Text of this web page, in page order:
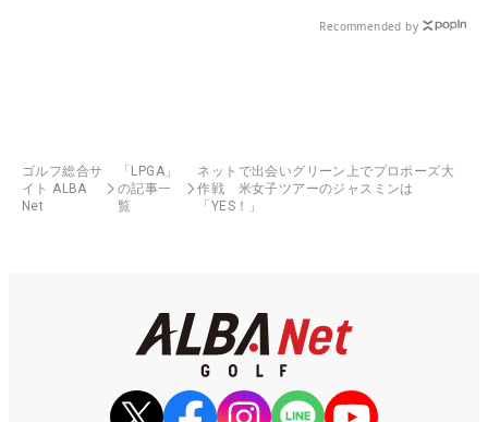
Recommended by
ゴルフ総合サ
イト ALBA
Net
「LPGA」
の記事一
覧
ネットで出会いグリーン上でプロポーズ大
作戦 米女子ツアーのジャスミンは
「YES！」